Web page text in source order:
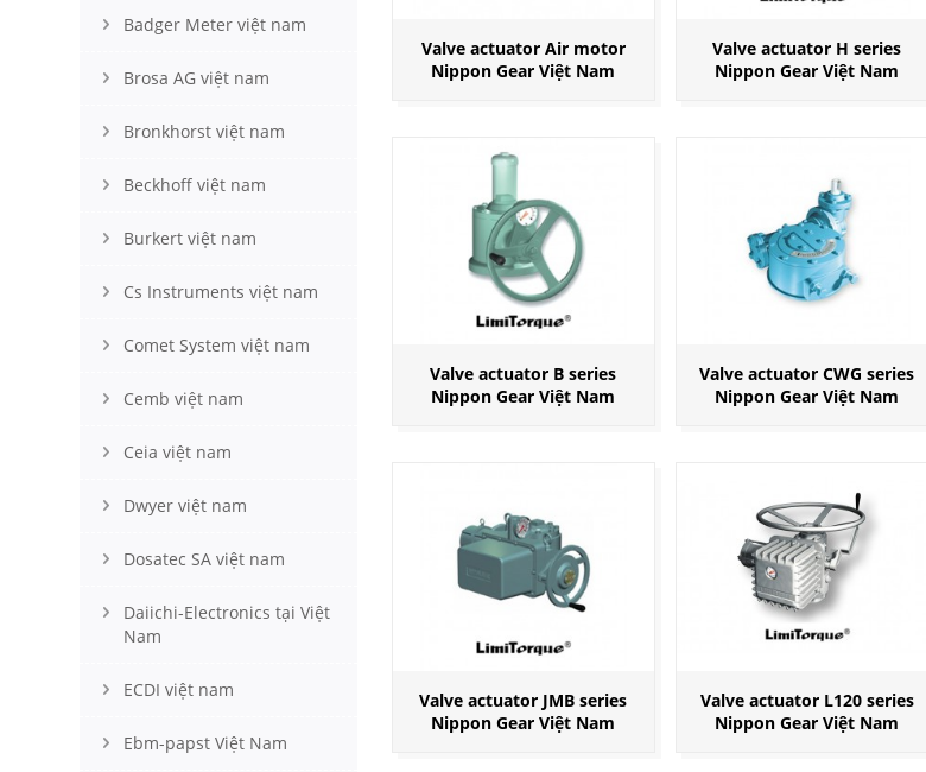
Badger Meter việt nam
Brosa AG việt nam
Bronkhorst việt nam
Beckhoff việt nam
Burkert việt nam
Cs Instruments việt nam
Comet System việt nam
Cemb việt nam
Ceia việt nam
Dwyer việt nam
Dosatec SA việt nam
Daiichi-Electronics tại Việt
Nam
ECDI việt nam
Ebm-papst Việt Nam
Valve actuator Air motor
Nippon Gear Việt Nam
Valve actuator H series
Nippon Gear Việt Nam
Valve actuator B series
Nippon Gear Việt Nam
Valve actuator CWG series
Nippon Gear Việt Nam
Valve actuator JMB series
Nippon Gear Việt Nam
Valve actuator L120 series
Nippon Gear Việt Nam